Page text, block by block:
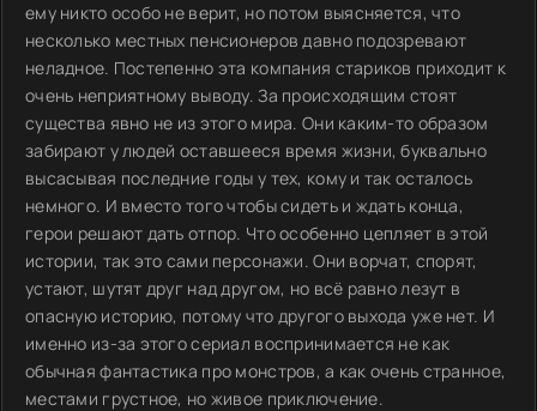
ему никто особо не верит, но потом выясняется, что
несколько местных пенсионеров давно подозревают
неладное. Постепенно эта компания стариков приходит к
очень неприятному выводу. За происходящим стоят
существа явно не из этого мира. Они каким-то образом
забирают у людей оставшееся время жизни, буквально
высасывая последние годы у тех, кому и так осталось
немного. И вместо того чтобы сидеть и ждать конца,
герои решают дать отпор. Что особенно цепляет в этой
истории, так это сами персонажи. Они ворчат, спорят,
устают, шутят друг над другом, но всё равно лезут в
опасную историю, потому что другого выхода уже нет. И
именно из-за этого сериал воспринимается не как
обычная фантастика про монстров, а как очень странное,
местами грустное, но живое приключение.